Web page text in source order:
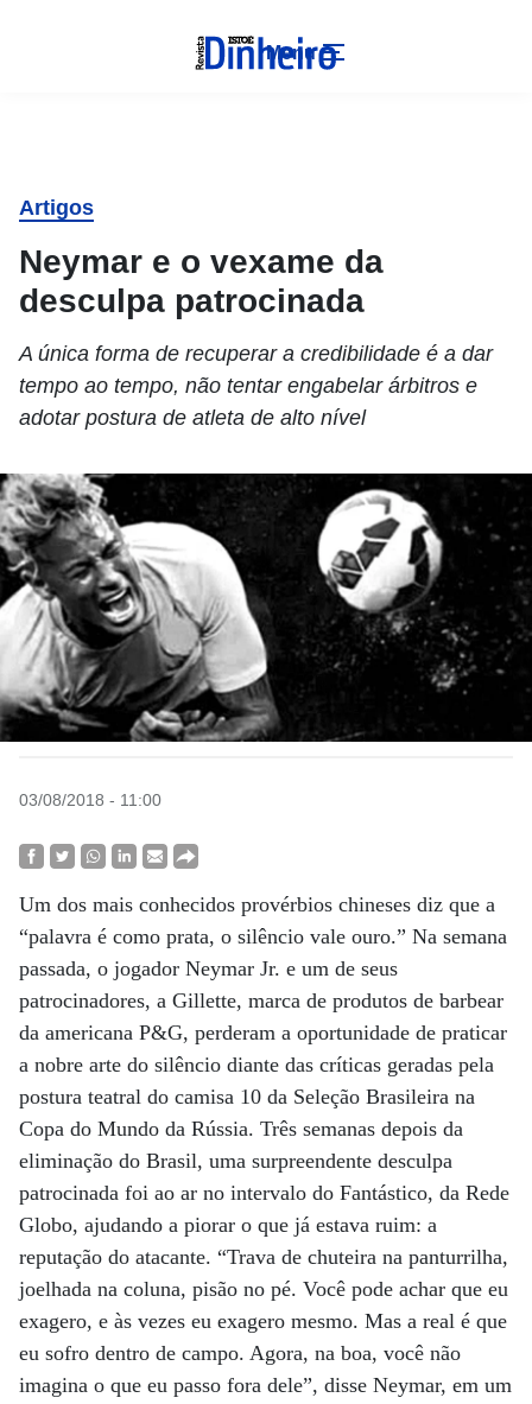
Menu
Artigos
Neymar e o vexame da
desculpa patrocinada
A única forma de recuperar a credibilidade é a dar
tempo ao tempo, não tentar engabelar árbitros e
adotar postura de atleta de alto nível
03/08/2018 - 11:00
Um dos mais conhecidos provérbios chineses diz que a
“palavra é como prata, o silêncio vale ouro.” Na semana
passada, o jogador Neymar Jr. e um de seus
patrocinadores, a Gillette, marca de produtos de barbear
da americana P&G, perderam a oportunidade de praticar
a nobre arte do silêncio diante das críticas geradas pela
postura teatral do camisa 10 da Seleção Brasileira na
Copa do Mundo da Rússia. Três semanas depois da
eliminação do Brasil, uma surpreendente desculpa
patrocinada foi ao ar no intervalo do Fantástico, da Rede
Globo, ajudando a piorar o que já estava ruim: a
reputação do atacante. “Trava de chuteira na panturrilha,
joelhada na coluna, pisão no pé. Você pode achar que eu
exagero, e às vezes eu exagero mesmo. Mas a real é que
eu sofro dentro de campo. Agora, na boa, você não
imagina o que eu passo fora dele”, disse Neymar, em um